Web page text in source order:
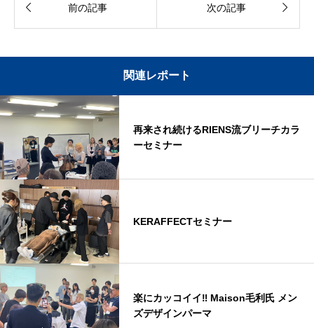
 前の記事 次の記事 
関連レポート
再来され続けるRIENS流ブリーチカラ
ーセミナー
KERAFFECTセミナー
楽にカッコイイ‼ Maison毛利氏 メン
ズデザインパーマ